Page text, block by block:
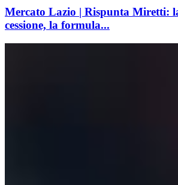
Mercato Lazio | Rispunta Miretti:
cessione, la formula...